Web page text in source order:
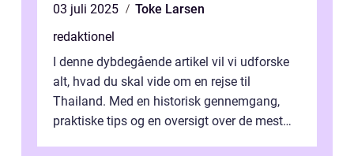
03 juli 2025
Toke Larsen
redaktionel
I denne dybdegående artikel vil vi udforske
alt, hvad du skal vide om en rejse til
Thailand. Med en historisk gennemgang,
praktiske tips og en oversigt over de mest